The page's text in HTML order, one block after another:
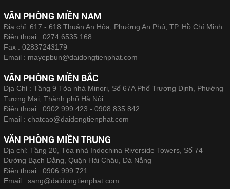
VĂN PHÒNG MIỀN NAM
Địa chỉ: 617 - 618 Thuận An Hòa, Phường An Phú, TP. Hồ Chí Minh
Điện thoại : 0274 6535 168
Fax : 02837243179
Email : mayepbun@daidongtienphat.com
VĂN PHÒNG MIỀN BẮC
Địa Chỉ : Tầng 9 Tòa nhà Minori, Số 67A Phố Trương Định, Phường
Tương Mai, Thành phố Hà Nội
Điện thoại : 0902 999 423 - 0908 835 842
Email : chatcao@daidongtienphat.com
VĂN PHÒNG MIỀN TRUNG
Địa chỉ: Tầng 20, Tòa nhà Indochina Riverside Towers, Số 74
Đường Bạch Đằng, Quận Hải Châu, Đà Nẵng
Điện thoại : 0906 999 721
Email : sang@daidongtienphat.com